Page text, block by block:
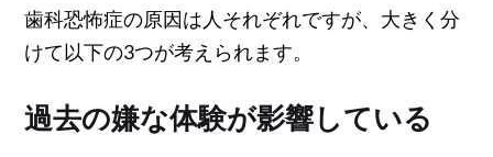
歯科恐怖症の原因は人それぞれですが、大きく分
けて以下の3つが考えられます。
過去の嫌な体験が影響している